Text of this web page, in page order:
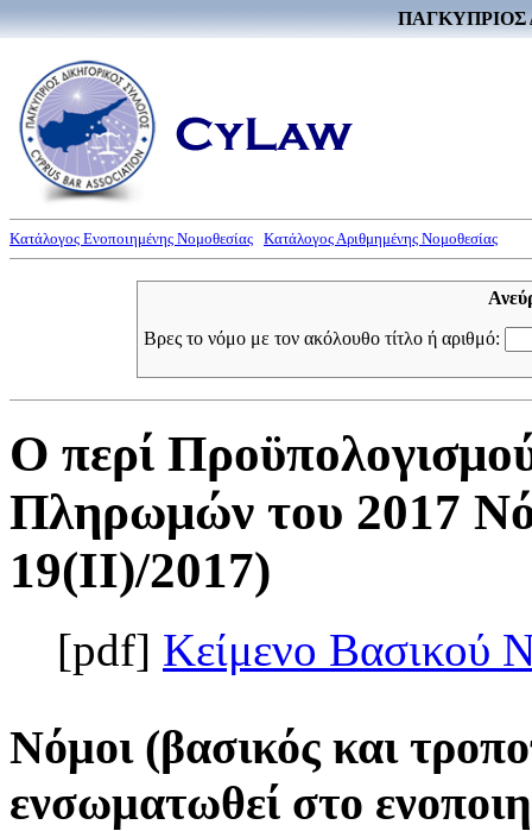
ΠΑΓΚΥΠΡΙΟΣ
Κατάλογος Ενοποιημένης Νομοθεσίας Κατάλογος Αριθμημένης Νομοθεσίας
Βρες το νόμο με τον ακόλουθο τίτλο ή αριθμό:
Ο περί
Πληρωμών του 2017
19(II)/2017)
[pdf] Κείμενο Βασικού
Νόμοι (βασικός και
ενσωματωθεί στο